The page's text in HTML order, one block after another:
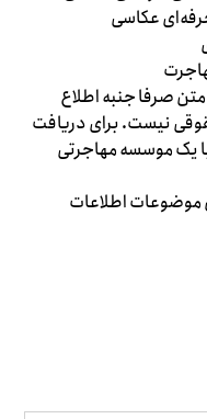
عکاسی
صرفا جنبه اطلاع
نیست. برای دریافت
یک موسسه مهاجرتی
موضوعات اطلاعات